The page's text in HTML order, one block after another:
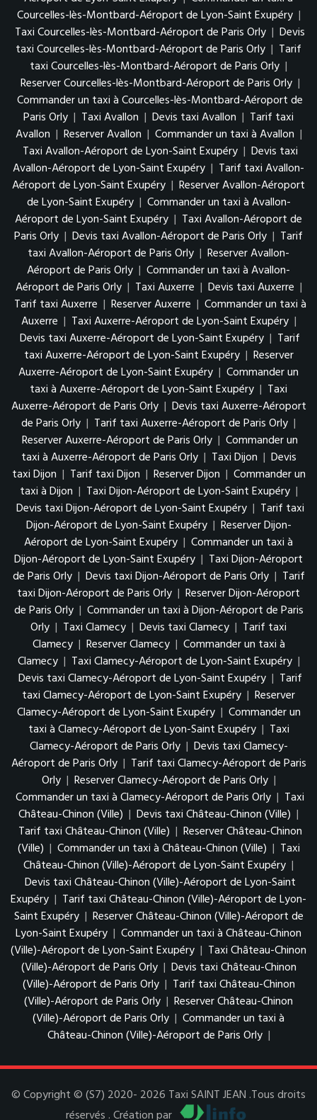
Courcelles-lès-Montbard-Aéroport de Lyon-Saint Exupéry |
Taxi Courcelles-lès-Montbard-Aéroport de Paris Orly | Devis
taxi Courcelles-lès-Montbard-Aéroport de Paris Orly | Tarif
taxi Courcelles-lès-Montbard-Aéroport de Paris Orly |
Reserver Courcelles-lès-Montbard-Aéroport de Paris Orly |
Commander un taxi à Courcelles-lès-Montbard-Aéroport de
Paris Orly | Taxi Avallon | Devis taxi Avallon | Tarif taxi
Avallon | Reserver Avallon | Commander un taxi à Avallon |
Taxi Avallon-Aéroport de Lyon-Saint Exupéry | Devis taxi
Avallon-Aéroport de Lyon-Saint Exupéry | Tarif taxi Avallon-
Aéroport de Lyon-Saint Exupéry | Reserver Avallon-Aéroport
de Lyon-Saint Exupéry | Commander un taxi à Avallon-
Aéroport de Lyon-Saint Exupéry | Taxi Avallon-Aéroport de
Paris Orly | Devis taxi Avallon-Aéroport de Paris Orly | Tarif
taxi Avallon-Aéroport de Paris Orly | Reserver Avallon-
Aéroport de Paris Orly | Commander un taxi à Avallon-
Aéroport de Paris Orly | Taxi Auxerre | Devis taxi Auxerre |
Tarif taxi Auxerre | Reserver Auxerre | Commander un taxi à
Auxerre | Taxi Auxerre-Aéroport de Lyon-Saint Exupéry |
Devis taxi Auxerre-Aéroport de Lyon-Saint Exupéry | Tarif
taxi Auxerre-Aéroport de Lyon-Saint Exupéry | Reserver
Auxerre-Aéroport de Lyon-Saint Exupéry | Commander un
taxi à Auxerre-Aéroport de Lyon-Saint Exupéry | Taxi
Auxerre-Aéroport de Paris Orly | Devis taxi Auxerre-Aéroport
de Paris Orly | Tarif taxi Auxerre-Aéroport de Paris Orly |
Reserver Auxerre-Aéroport de Paris Orly | Commander un
taxi à Auxerre-Aéroport de Paris Orly | Taxi Dijon | Devis
taxi Dijon | Tarif taxi Dijon | Reserver Dijon | Commander un
taxi à Dijon | Taxi Dijon-Aéroport de Lyon-Saint Exupéry |
Devis taxi Dijon-Aéroport de Lyon-Saint Exupéry | Tarif taxi
Dijon-Aéroport de Lyon-Saint Exupéry | Reserver Dijon-
Aéroport de Lyon-Saint Exupéry | Commander un taxi à
Dijon-Aéroport de Lyon-Saint Exupéry | Taxi Dijon-Aéroport
de Paris Orly | Devis taxi Dijon-Aéroport de Paris Orly | Tarif
taxi Dijon-Aéroport de Paris Orly | Reserver Dijon-Aéroport
de Paris Orly | Commander un taxi à Dijon-Aéroport de Paris
Orly | Taxi Clamecy | Devis taxi Clamecy | Tarif taxi
Clamecy | Reserver Clamecy | Commander un taxi à
Clamecy | Taxi Clamecy-Aéroport de Lyon-Saint Exupéry |
Devis taxi Clamecy-Aéroport de Lyon-Saint Exupéry | Tarif
taxi Clamecy-Aéroport de Lyon-Saint Exupéry | Reserver
Clamecy-Aéroport de Lyon-Saint Exupéry | Commander un
taxi à Clamecy-Aéroport de Lyon-Saint Exupéry | Taxi
Clamecy-Aéroport de Paris Orly | Devis taxi Clamecy-
Aéroport de Paris Orly | Tarif taxi Clamecy-Aéroport de Paris
Orly | Reserver Clamecy-Aéroport de Paris Orly |
Commander un taxi à Clamecy-Aéroport de Paris Orly | Taxi
Château-Chinon (Ville) | Devis taxi Château-Chinon (Ville) |
Tarif taxi Château-Chinon (Ville) | Reserver Château-Chinon
(Ville) | Commander un taxi à Château-Chinon (Ville) | Taxi
Château-Chinon (Ville)-Aéroport de Lyon-Saint Exupéry |
Devis taxi Château-Chinon (Ville)-Aéroport de Lyon-Saint
Exupéry | Tarif taxi Château-Chinon (Ville)-Aéroport de Lyon-
Saint Exupéry | Reserver Château-Chinon (Ville)-Aéroport de
Lyon-Saint Exupéry | Commander un taxi à Château-Chinon
(Ville)-Aéroport de Lyon-Saint Exupéry | Taxi Château-Chinon
(Ville)-Aéroport de Paris Orly | Devis taxi Château-Chinon
(Ville)-Aéroport de Paris Orly | Tarif taxi Château-Chinon
(Ville)-Aéroport de Paris Orly | Reserver Château-Chinon
(Ville)-Aéroport de Paris Orly | Commander un taxi à
Château-Chinon (Ville)-Aéroport de Paris Orly |
© Copyright © (S7) 2020- 2026 Taxi SAINT JEAN .Tous droits
réservés . Création par